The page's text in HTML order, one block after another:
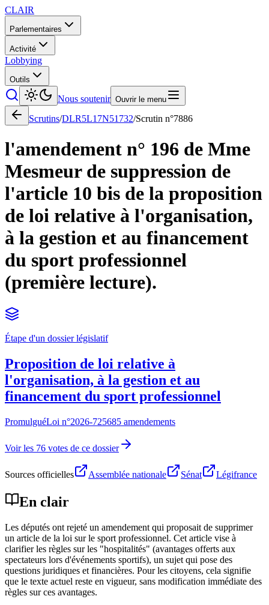
CLAIR
Parlementaires
Activité
Lobbying
Outils
Nous soutenir Ouvrir le menu
Scrutins/DLR5L17N51732/Scrutin n°7886
l'amendement n° 196 de Mme
Mesmeur de suppression de
l'article 10 bis de la proposition
de loi relative à l'organisation,
à la gestion et au financement
du sport professionnel
(première lecture).
Étape d'un dossier législatif
Proposition de loi relative à
l'organisation, à la gestion et au
financement du sport professionnel
PromulguéLoi n°2026-725685 amendements
Voir les 76 votes de ce dossier
Sources officielles Assemblée nationale Sénat Légifrance
En clair
Les députés ont rejeté un amendement qui proposait de supprimer
un article de la loi sur le sport professionnel. Cet article vise à
clarifier les règles sur les "hospitalités" (avantages offerts aux
spectateurs lors d'événements sportifs), un sujet qui pose des
questions juridiques et financières. Pour les citoyens, cela signifie
que le texte actuel reste en vigueur, sans modification immédiate des
règles sur ces avantages.